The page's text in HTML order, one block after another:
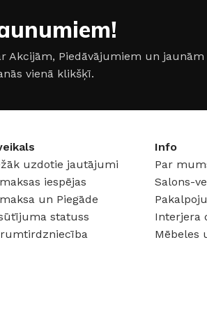
Akcijām, Piedāvājumiem un
vienā klikšķī.
uzdotie jautājumi
iespējas
un Piegāde
statuss
Info
Par
Salons-
Interjera
Mēbeles